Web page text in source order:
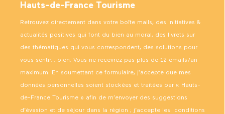
Hauts-de-France Tourisme
Retrouvez directement dans votre boîte mails, des initiatives &
actualités positives qui font du bien au moral, des livrets sur
des thématiques qui vous correspondent, des solutions pour
vous sentir… bien. Vous ne recevrez pas plus de 12 emails/an
maximum. En soumettant ce formulaire, j’accepte que mes
données personnelles soient stockées et traitées par « Hauts-
de-France Tourisme » afin de m’envoyer des suggestions
d’évasion et de séjour dans la région ; j’accepte les conditions